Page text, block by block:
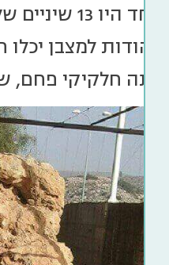
הודות למצבן
חלקיקי פחם,